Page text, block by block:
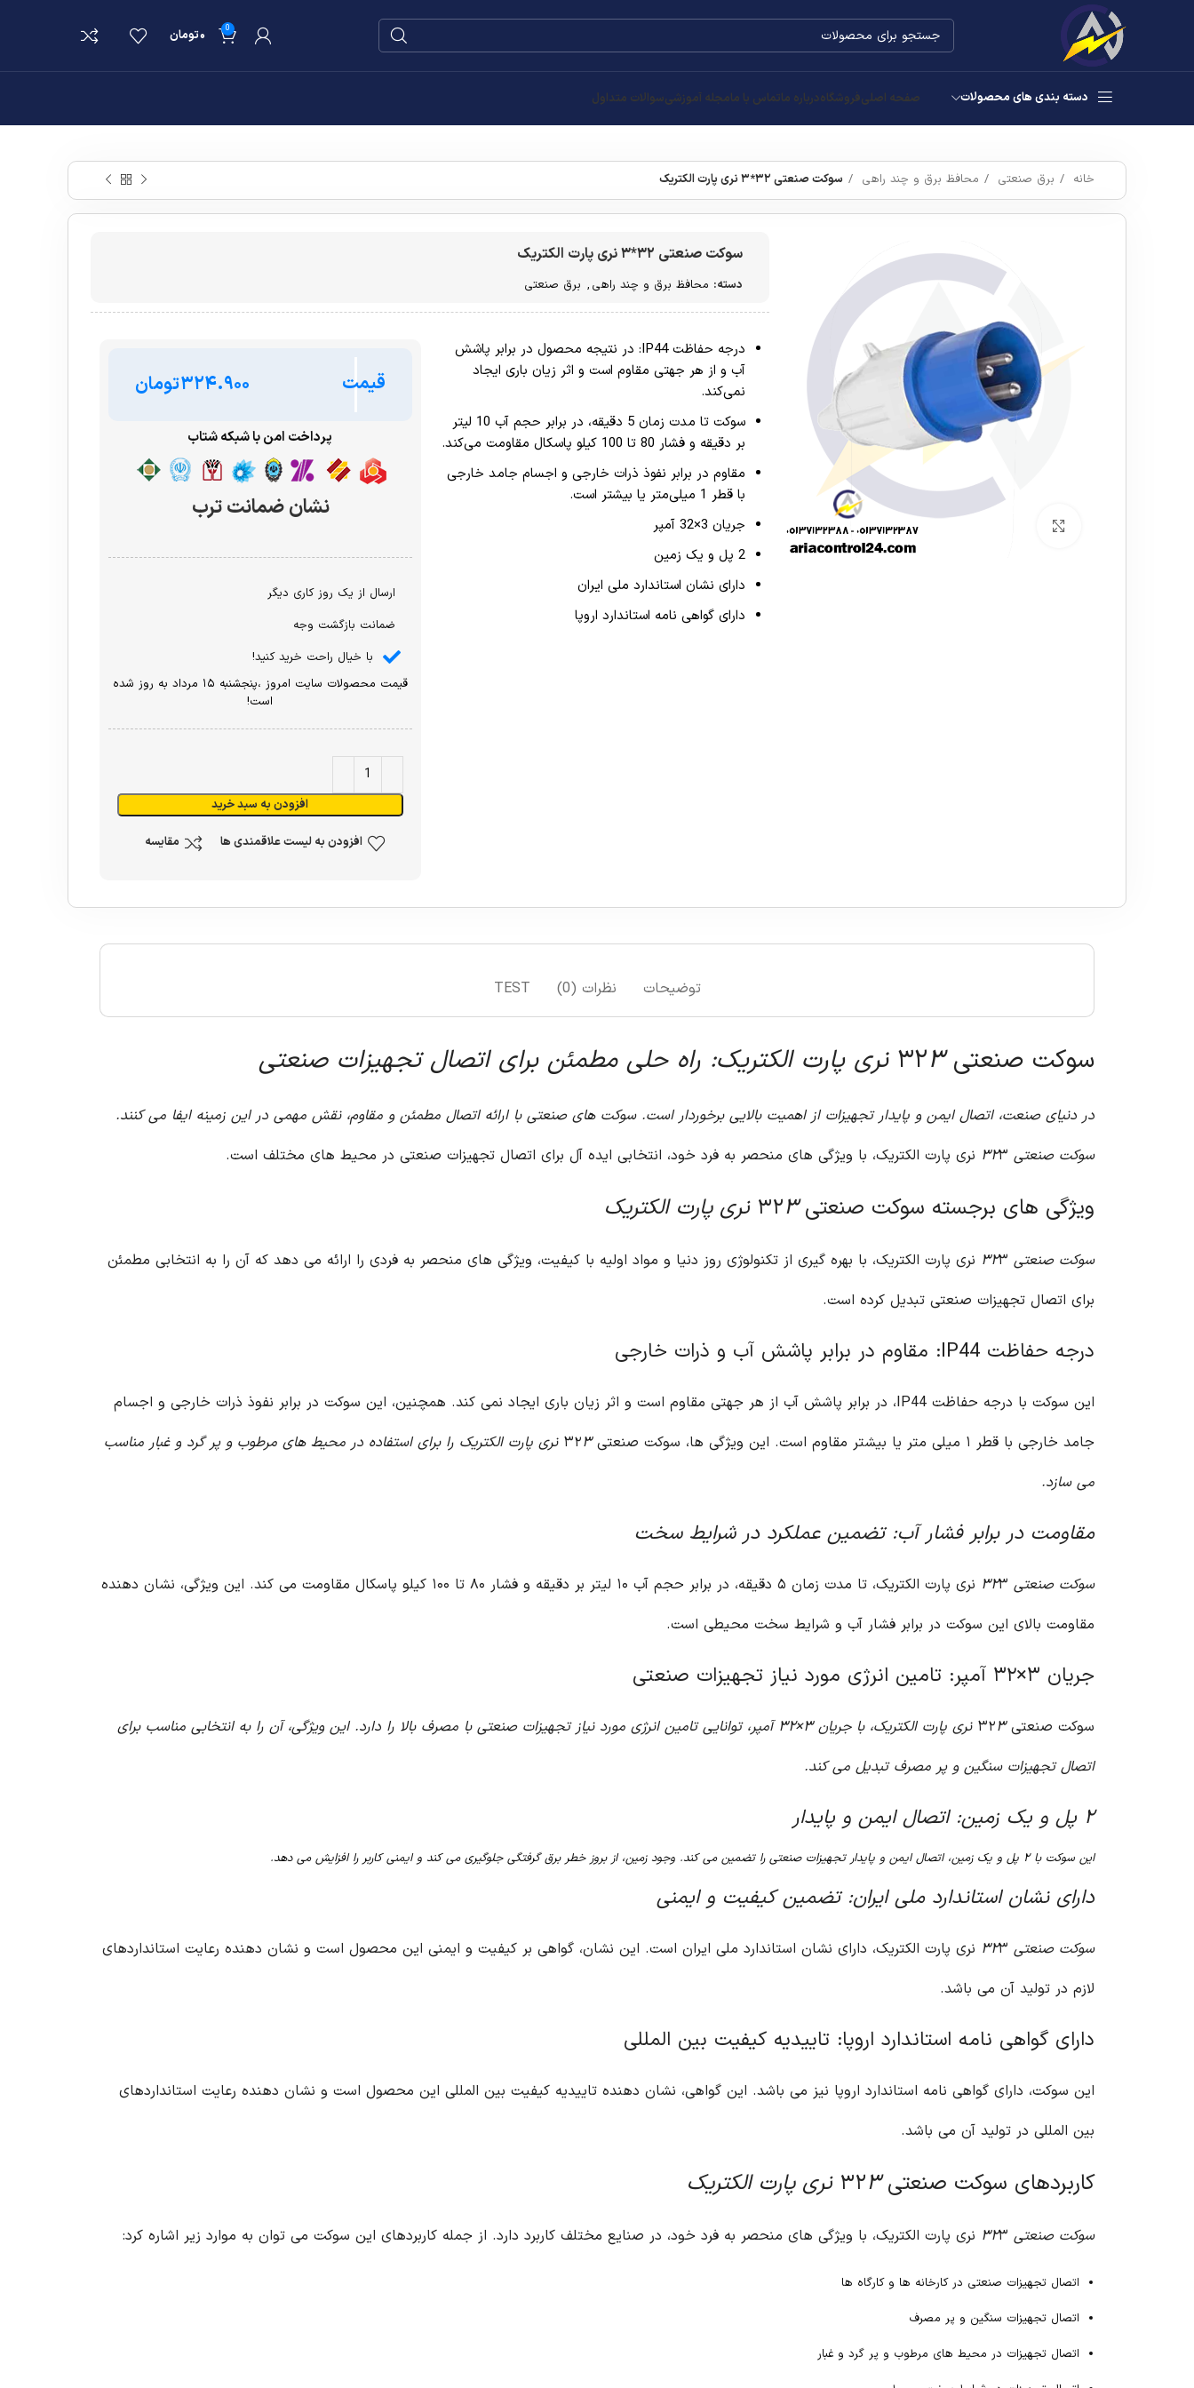
0 ۰تومان
دسته بندی های محصولات صفحه اصلیفروشگاهدرباره ماتماس با مامجله آموزشیسوالات متداول
خانه برق صنعتی محافظ برق و چند راهی سوکت صنعتی ۳۲*۳ نری پارت الکتریک
سوکت صنعتی ۳۲*۳ نری پارت الکتریک
دسته: محافظ برق و چند راهی , برق صنعتی
درجه حفاظت IP44: در نتیجه محصول در برابر پاشش
آب و از هر جهتی مقاوم است و اثر زیان باری ایجاد
نمی‌کند.
سوکت تا مدت زمان 5 دقیقه، در برابر حجم آب 10 لیتر
بر دقیقه و فشار 80 تا 100 کیلو پاسکال مقاومت می‌کند.
مقاوم در برابر نفوذ ذرات خارجی و اجسام جامد خارجی
با قطر 1 میلی‌متر یا بیشتر است.
جریان 3×32 آمپر
2 پل و یک زمین
دارای نشان استاندارد ملی ایران
دارای گواهی نامه استاندارد اروپا
قیمت تومان
پرداخت امن با شبکه شتاب
نشان ضمانت ترب
ارسال از یک روز کاری دیگر
ضمانت بازگشت وجه
با خیال راحت خرید کنید!
قیمت محصولات سایت امروز ،پنجشنبه ۱۵ مرداد به روز شده
است!
افزودن به سبد خرید
افزودن به لیست علاقمندی ها مقایسه
توضیحات نظرات (0) TEST
سوکت صنعتی ۳۲۳ نری پارت الکتریک: راه حلی مطمئن برای اتصال تجهیزات صنعتی
در دنیای صنعت، اتصال ایمن و پایدار تجهیزات از اهمیت بالایی برخوردار است. سوکت های صنعتی با ارائه اتصال مطمئن و مقاوم، نقش مهمی در این زمینه ایفا می کنند.
سوکت صنعتی ۳۲ ۳ نری پارت الکتریک، با ویژگی های منحصر به فرد خود، انتخابی ایده آل برای اتصال تجهیزات صنعتی در محیط های مختلف است.
ویژگی های برجسته سوکت صنعتی ۳۲۳ نری پارت الکتریک
سوکت صنعتی ۳۲
۳ نری پارت الکتریک، با بهره گیری از تکنولوژی روز دنیا و مواد اولیه با کیفیت، ویژگی های منحصر به فردی را ارائه می دهد که آن را به انتخابی مطمئن
برای اتصال تجهیزات صنعتی تبدیل کرده است.
درجه حفاظت IP44: مقاوم در برابر پاشش آب و ذرات خارجی
این سوکت با درجه حفاظت IP44، در برابر پاشش آب از هر جهتی مقاوم است و اثر زیان باری ایجاد نمی کند. همچنین، این سوکت در برابر نفوذ ذرات خارجی و اجسام
جامد خارجی با قطر ۱ میلی متر یا بیشتر مقاوم است. این ویژگی ها، سوکت صنعتی ۳۲
۳ نری پارت الکتریک را برای استفاده در محیط های مرطوب و پر گرد و غبار مناسب
می سازد.
مقاومت در برابر فشار آب: تضمین عملکرد در شرایط سخت
سوکت صنعتی ۳۲
۳ نری پارت الکتریک، تا مدت زمان ۵ دقیقه، در برابر حجم آب ۱۰ لیتر بر دقیقه و فشار ۸۰ تا ۱۰۰ کیلو پاسکال مقاومت می کند. این ویژگی، نشان دهنده
مقاومت بالای این سوکت در برابر فشار آب و شرایط سخت محیطی است.
جریان ۳×۳۲ آمپر: تامین انرژی مورد نیاز تجهیزات صنعتی
سوکت صنعتی ۳۲
۳ نری پارت الکتریک، با جریان ۳×۳۲ آمپر، توانایی تامین انرژی مورد نیاز تجهیزات صنعتی با مصرف بالا را دارد. این ویژگی، آن را به انتخابی مناسب برای
اتصال تجهیزات سنگین و پر مصرف تبدیل می کند.
۲ پل و یک زمین: اتصال ایمن و پایدار
این سوکت با ۲ پل و یک زمین، اتصال ایمن و پایدار تجهیزات صنعتی را تضمین می کند. وجود زمین، از بروز خطر برق گرفتگی جلوگیری می کند و ایمنی کاربر را افزایش می دهد.
دارای نشان استاندارد ملی ایران: تضمین کیفیت و ایمنی
سوکت صنعتی ۳۲
۳ نری پارت الکتریک، دارای نشان استاندارد ملی ایران است. این نشان، گواهی بر کیفیت و ایمنی این محصول است و نشان دهنده رعایت استانداردهای
لازم در تولید آن می باشد.
دارای گواهی نامه استاندارد اروپا: تاییدیه کیفیت بین المللی
این سوکت، دارای گواهی نامه استاندارد اروپا نیز می باشد. این گواهی، نشان دهنده تاییدیه کیفیت بین المللی این محصول است و نشان دهنده رعایت استانداردهای
بین المللی در تولید آن می باشد.
کاربردهای سوکت صنعتی ۳۲۳ نری پارت الکتریک
سوکت صنعتی ۳۲ ۳ نری پارت الکتریک، با ویژگی های منحصر به فرد خود، در صنایع مختلف کاربرد دارد. از جمله کاربردهای این سوکت می توان به موارد زیر اشاره کرد:
اتصال تجهیزات صنعتی در کارخانه ها و کارگاه ها
اتصال تجهیزات سنگین و پر مصرف
اتصال تجهیزات در محیط های مرطوب و پر گرد و غبار